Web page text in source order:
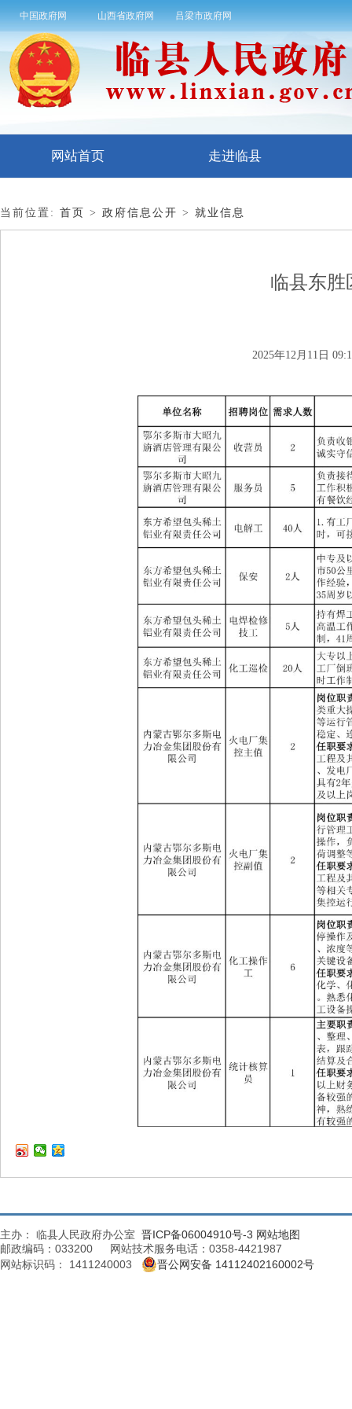
中国政府网 山西省政府网 吕梁市政府网
网站首页 走进临县
当前位置: 首页 > 政府信息公开 > 就业信息
临县东胜
2025年12月11日
主办： 临县人民政府办公室 晋ICP备06004910号-3 网站地图
邮政编码：033200 网站技术服务电话：0358-4421987
网站标识码： 1411240003
晋公网安备 14112402160002号